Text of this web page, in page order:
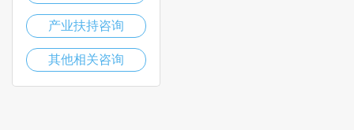
产业扶持咨询
其他相关咨询